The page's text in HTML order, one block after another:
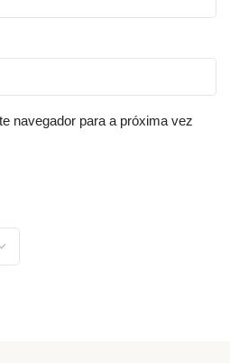
navegador para a próxima vez